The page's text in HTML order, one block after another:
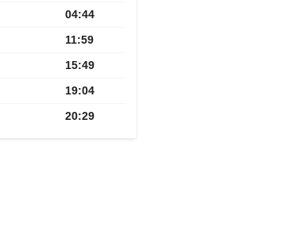
04:44
11:59
15:49
19:04
20:29